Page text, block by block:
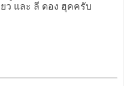
ว และ ลี ดอง ฮุคครับ